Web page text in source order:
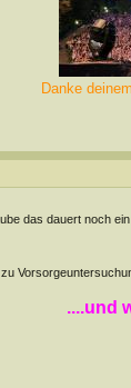
Danke
das dauert noch ein
....und